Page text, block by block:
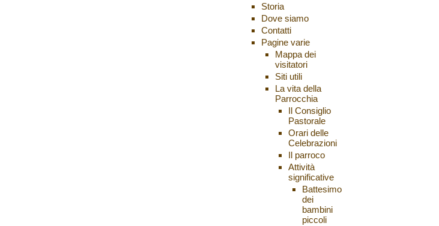
Storia
Dove siamo
Contatti
Pagine varie
Mappa dei
visitatori
Siti utili
La vita della
Parrocchia
Il Consiglio
Pastorale
Orari delle
Celebrazioni
Il parroco
Attività
significative
Battesimo
dei
bambini
piccoli